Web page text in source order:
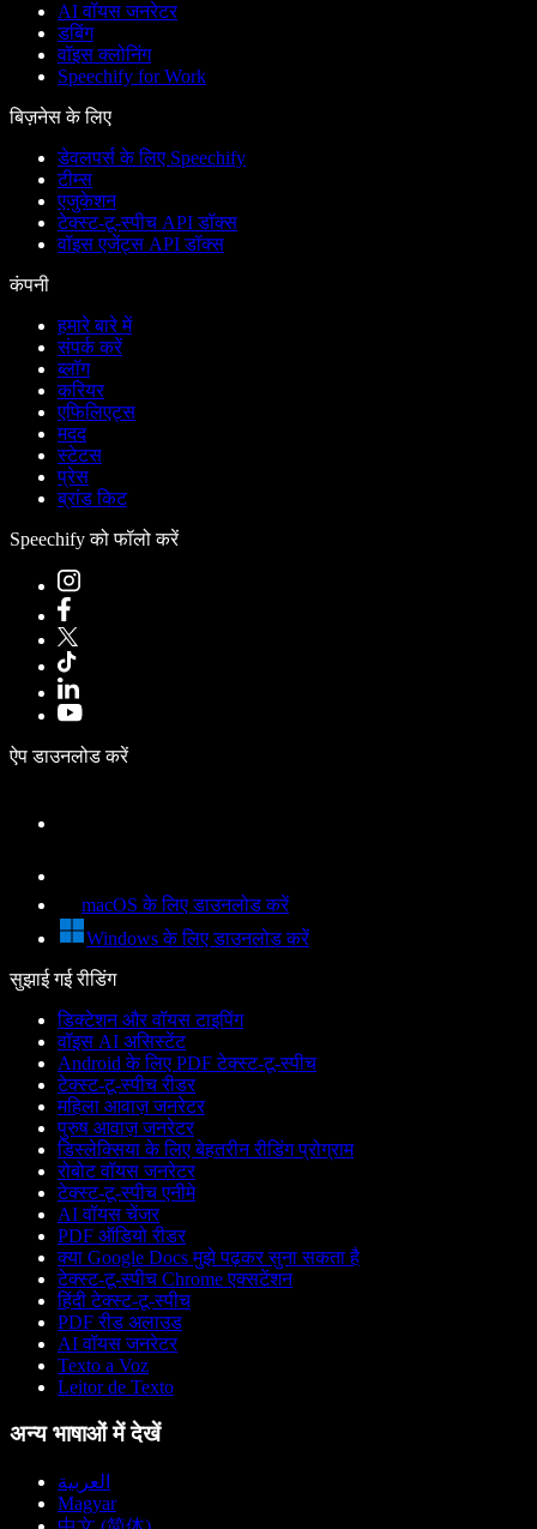
AI वॉयस जनरेटर
डबिंग
वॉइस क्लोनिंग
Speechify for Work
बिज़नेस के लिए
डेवलपर्स के लिए Speechify
टीम्स
एजुकेशन
टेक्स्ट-टू-स्पीच API डॉक्स
वॉइस एजेंट्स API डॉक्स
कंपनी
हमारे बारे में
संपर्क करें
ब्लॉग
करियर
एफिलिएट्स
मदद
स्टेटस
प्रेस
ब्रांड किट
Speechify को फॉलो करें
ऐप डाउनलोड करें
macOS के लिए डाउनलोड करें
Windows के लिए डाउनलोड करें
सुझाई गई रीडिंग
डिक्टेशन और वॉयस टाइपिंग
वॉइस AI असिस्टेंट
Android के लिए PDF टेक्स्ट-टू-स्पीच
टेक्स्ट-टू-स्पीच रीडर
महिला आवाज़ जनरेटर
पुरुष आवाज़ जनरेटर
डिस्लेक्सिया के लिए बेहतरीन रीडिंग प्रोग्राम
रोबोट वॉयस जनरेटर
टेक्स्ट-टू-स्पीच एनीमे
AI वॉयस चेंजर
PDF ऑडियो रीडर
क्या Google Docs मुझे पढ़कर सुना सकता है
टेक्स्ट-टू-स्पीच Chrome एक्सटेंशन
हिंदी टेक्स्ट-टू-स्पीच
PDF रीड अलाउड
AI वॉयस जनरेटर
Texto a Voz
Leitor de Texto
अन्य भाषाओं में देखें
العربية
Magyar